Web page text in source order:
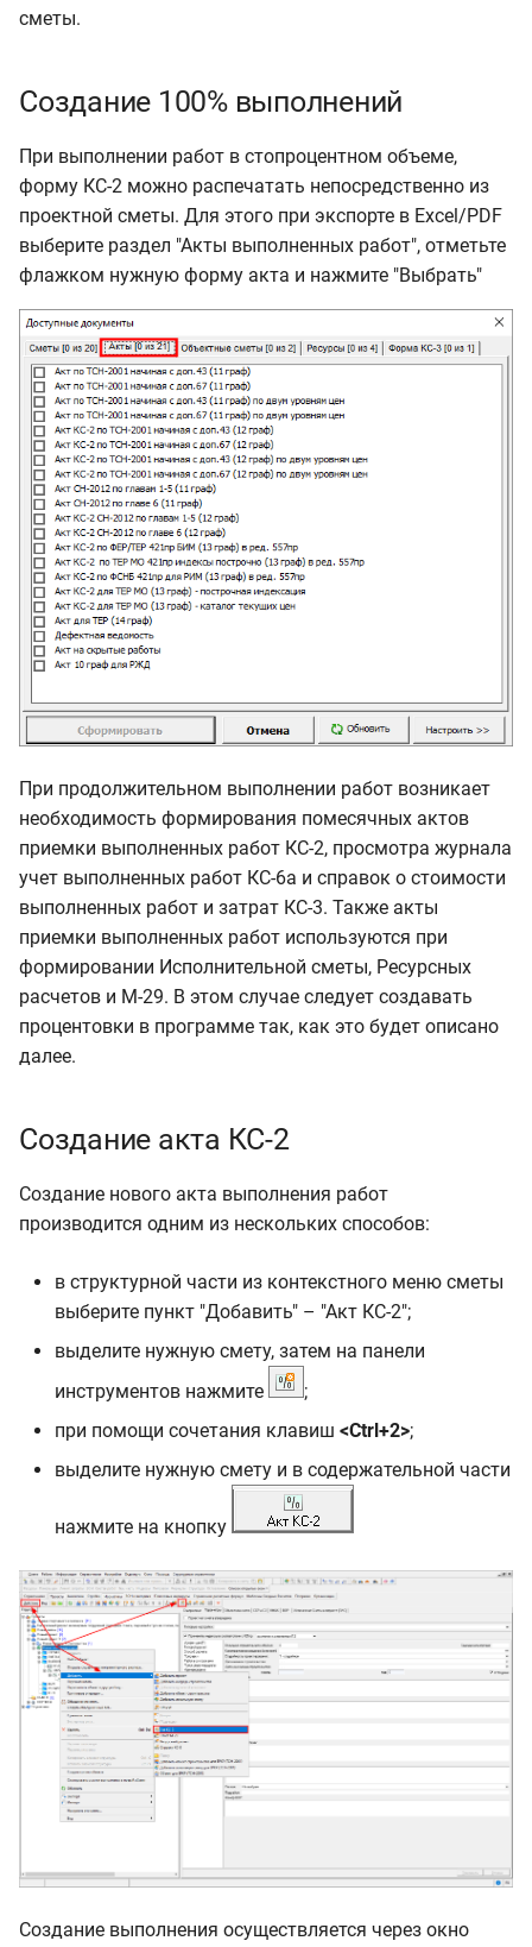
и
п
о
и
к
а
КС-2
Экспорт акта КС-2 во
внутреннем формате
Импорт акта КС-2 во
внутреннем формате
Экспорт акта КС-2 в
формате XML
Импорт акта КС-2 в
формате XML
Журнал учета
выполненных работ КС-6а
Экспорт в Excel/PDF
сметы.
Создание 100% выполнений
При выполнении работ в стопроцентном объеме,
форму КС-2 можно распечатать непосредственно из
проектной сметы. Для этого при экспорте в Excel/PDF
выберите раздел "Акты выполненных работ", отметьте
флажком нужную форму акта и нажмите "Выбрать"
При продолжительном выполнении работ возникает
необходимость формирования помесячных актов
приемки выполненных работ КС-2, просмотра журнала
учет выполненных работ КС-6а и справок о стоимости
выполненных работ и затрат КС-3. Также акты
приемки выполненных работ используются при
формировании Исполнительной сметы, Ресурсных
расчетов и М-29. В этом случае следует создавать
процентовки в программе так, как это будет описано
далее.
Создание акта КС-2
Создание нового акта выполнения работ
производится одним из нескольких способов:
в структурной части из контекстного меню сметы
выберите пункт "Добавить" – "Акт КС-2";
выделите нужную смету, затем на панели
инструментов нажмите
;
при помощи сочетания клавиш <Ctrl+2>;
выделите нужную смету и в содержательной части
нажмите на кнопку
Создание выполнения осуществляется через окно